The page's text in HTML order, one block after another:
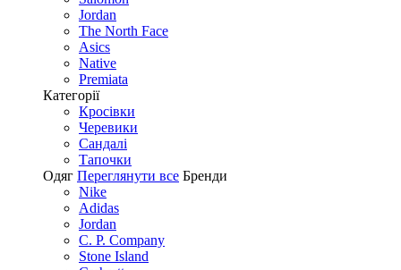
Jordan
The North Face
Asics
Native
Premiata
Категорії
Кросівки
Черевики
Сандалі
Tапочки
Одяг Переглянути все Бренди
Nike
Adidas
Jordan
C. P. Company
Stone Island